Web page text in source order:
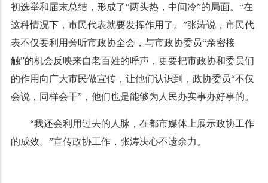
初选举和届末总结， 形成了“两头热， 中间冷”的局面。“在
这种情况下， 市民代表就要发挥作用了 。”张涛说， 市民代
表不仅要利用旁听市政协全会 ， 与市政协委员“亲密接
触”的机会反映来自老百姓的呼声， 更要把市政协和委员们
的作用向广大市民做宣传， 让他们认识到 ， 政协委员“不仅
会说， 同样会干”， 他们也是能够为人民办实事办好事的。
“我还会利用过去的人脉 ， 在都市媒体上展示政协工作
的成效。”宣传政协工作， 张涛决心不遗余力 。